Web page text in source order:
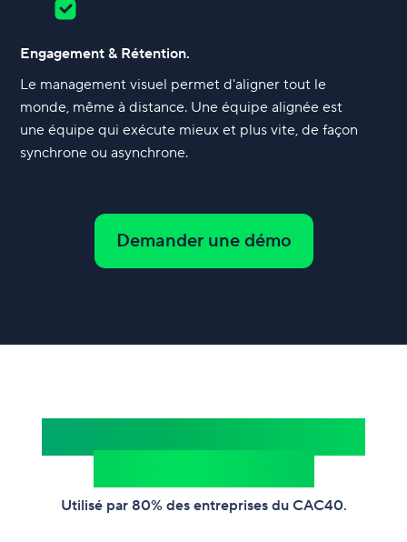
Engagement & Rétention.
Le management visuel permet d'aligner tout le
monde, même à distance. Une équipe alignée est
une équipe qui exécute mieux et plus vite, de façon
synchrone ou asynchrone.
Demander une démo
Utilisé par 80% des entreprises du CAC40.